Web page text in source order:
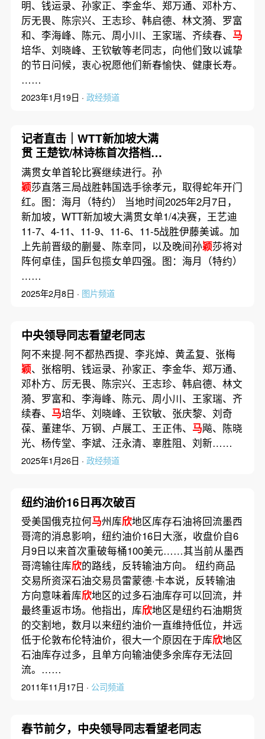
明、钱运录、孙家正、李金华、郑万通、邓朴方、
厉无畏、陈宗兴、王志珍、韩启德、林文漪、罗富
和、李海峰、陈元、周小川、王家瑞、齐续春、 马
培华、刘晓峰、王钦敏等老同志，向他们致以诚挚
的节日问候，衷心祝愿他们新春愉快、健康长寿。
……
2023年1月19日 · 政经频道
记者直击｜WTT新加坡大满
贯 王楚钦/林诗栋首次搭档即
夺冠
满贯女单首轮比赛继续进行。孙
颖莎直落三局战胜韩国选手徐孝元，取得蛇年开门
红。图：海月（特约） 当地时间2025年2月7日，
新加坡，WTT新加坡大满贯女单1/4决赛，王艺迪
11-7、4-11、11-9、11-6、11-5战胜伊藤美诚。加
上先前晋级的蒯曼、陈幸同，以及晚间孙颖莎将对
阵何卓佳，国乒包揽女单四强。图：海月（特约）
……
2025年2月8日 · 图片频道
中央领导同志看望老同志
阿不来提·阿不都热西提、李兆焯、黄孟复、张梅
颖、张榕明、钱运录、孙家正、李金华、郑万通、
邓朴方、厉无畏、陈宗兴、王志珍、韩启德、林文
漪、罗富和、李海峰、陈元、周小川、王家瑞、齐
续春、 马培华、刘晓峰、王钦敏、张庆黎、刘奇
葆、董建华、万钢、卢展工、王正伟、 马飚、陈晓
光、杨传堂、李斌、汪永清、辜胜阻、刘新……
2025年1月26日 · 政经频道
纽约油价16日再次破百
受美国俄克拉何马州库欣地区库存石油将回流墨西
哥湾的消息影响，纽约油价16日大涨，收盘价自6
月9日以来首次重破每桶100美元……其当前从墨西
哥湾输往库欣的路线，反转输油方向。 纽约商品
交易所资深石油交易员雷蒙德·卡本说，反转输油
方向意味着库欣地区的过多石油库存可以回流，并
最终重返市场。他指出，库欣地区是纽约石油期货
的交割地，数月以来纽约油价一直维持低位，并远
低于伦敦布伦特油价，很大一个原因在于库欣地区
石油库存过多，且单方向输油使多余库存无法回
流。……
2011年11月17日 · 公司频道
春节前夕，中央领导同志看望老同志